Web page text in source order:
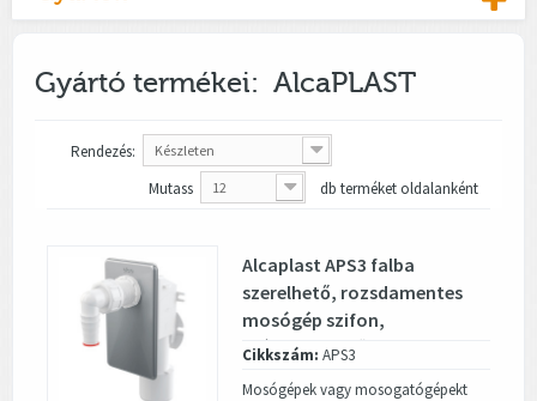
Gyártó termékei: AlcaPLAST
Rendezés: Készleten
Mutass 12 db terméket oldalanként
Alcaplast APS3 falba
szerelhető, rozsdamentes
mosógép szifon,
krómozott előlappal
Cikkszám: APS3
Mosógépek vagy mosogatógépekt